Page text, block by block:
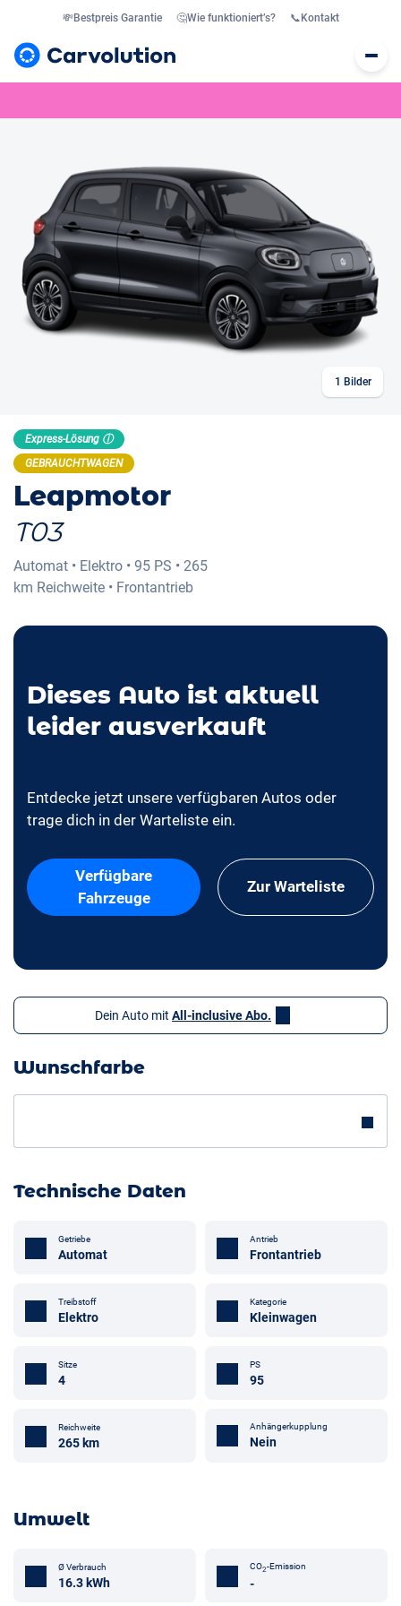
💸Bestpreis Garantie 🤔Wie funktioniert’s? 📞 Kontakt
1 Bilder
Express-Lösung ⓘ
GEBRAUCHTWAGEN
Leapmotor
T03
Automat • Elektro • 95 PS • 265
km Reichweite • Frontantrieb
Dieses Auto ist aktuell
leider ausverkauft
Entdecke jetzt unsere verfügbaren Autos oder
trage dich in der Warteliste ein.
Verfügbare
Fahrzeuge
Zur Warteliste
Dein Auto mit All-inclusive Abo.
Wunschfarbe
Technische Daten
Getriebe
Automat
Antrieb
Frontantrieb
Treibstoff
Elektro
Kategorie
Kleinwagen
Sitze
4
PS
95
Reichweite
265 km
Anhängerkupplung
Nein
Umwelt
Ø Verbrauch
16.3 kWh
CO2-Emission
-